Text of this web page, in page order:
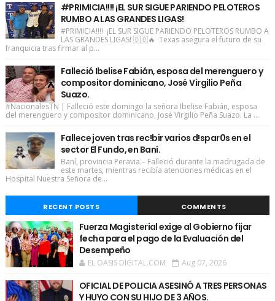
#PRIMICIA!!!! ¡EL SUR SIGUE PARIENDO PELOTEROS
RUMBO A LAS GRANDES LIGAS!
#PRIMICIA!!!! ¡EL SUR SIGUE PARIENDO PELOTEROS RUMBO A
LAS GRANDES LIGAS! 🇩🇴🔥 Texas asegura el futuro de su
franquicia tras firmar al p...
Falleció Ibelise Fabián, esposa del merenguero y
compositor dominicano, José Virgilio Peña
Suazo.
#NacionalesTN | Falleció este domingo la señora Ibelise Fabián, esposa
del merenguero y compositor dominicano, José Virgilio Peña Suazo. La ...
Fallece joven tras rec!bir varios d!spar0s en el
sector El Fundo, en Baní.
Baní, provincia Peravia.– Falleció durante la madrugada de
este martes, mientras recibía atenciones médicas en el
Hospital Nuestra Señora de...
RECENT POSTS COMMENTS
Fuerza Magisterial exige al Gobierno fijar
fecha para el pago de la Evaluación del
Desempeño
EL OASIS DIGITAL.COM Aug 07, 2026
OFICIAL DE POLICIA ASESINÓ A TRES PERSONAS
Y HUYO CON SU HIJO DE 3 AÑOS.